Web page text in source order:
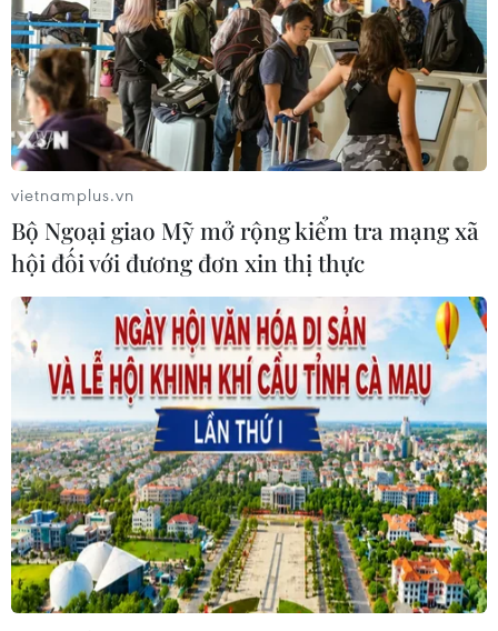
Khi tuyên thệ nhậm chức, chính thức trở thành
vị tổng thống thứ 45 của nước Mỹ vào năm
2016, tỷ phú Donald Trump không được giới
phân tích kỳ vọng nhiều bởi ông có thể là nhà
kinh doanh tài ba, thành công với những dự án
nghìn tỷ USD, nhưng có thể sẽ không thành
công trong việc chèo lái con thuyền nước Mỹ
thoát khỏi giai đoạn trì trệ với vị thế ngày càng
suy giảm trên trường quốc tế bởi ông không
phải là một chính trị gia dày dạn kinh nghiệm
“trên chiến trường ngoại giao” như một số đời
Tổng thống trước đó của Mỹ.
Tuy nhiên, điều gì cũng có ngoại lệ, và thực tế
đã chứng minh ngược lại những gì mà giới
phân tích nhận định.
Sau ba năm dưới sự lãnh đạo của “nhà ngoại
đạo” Donald Trump với tác phong và cách làm
“phi truyền thống” mạnh mẽ, quyết đoán nhưng
cũng vô cùng “thất thường,” nước Mỹ đã “vĩ đại
vietnamplus.vn
Bộ Ngoại giao Mỹ mở rộng kiểm tra mạng xã
hội đối với đương đơn xin thị thực